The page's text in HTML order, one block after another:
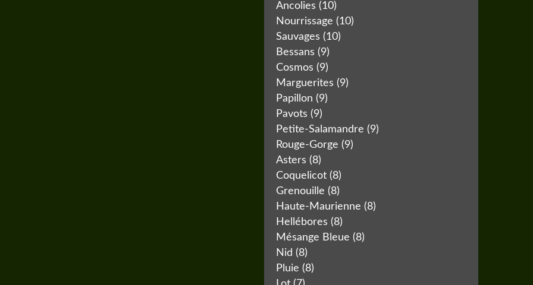
Ancolies (10)
Nourrissage (10)
Sauvages (10)
Bessans (9)
Cosmos (9)
Marguerites (9)
Papillon (9)
Pavots (9)
Petite-Salamandre (9)
Rouge-Gorge (9)
Asters (8)
Coquelicot (8)
Grenouille (8)
Haute-Maurienne (8)
Hellébores (8)
Mésange Bleue (8)
Nid (8)
Pluie (8)